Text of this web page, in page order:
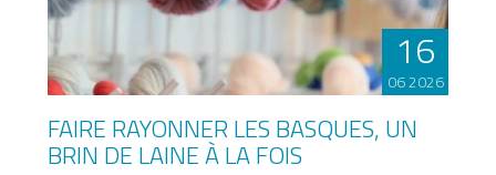
16
06 2026
FAIRE RAYONNER LES BASQUES, UN
BRIN DE LAINE À LA FOIS